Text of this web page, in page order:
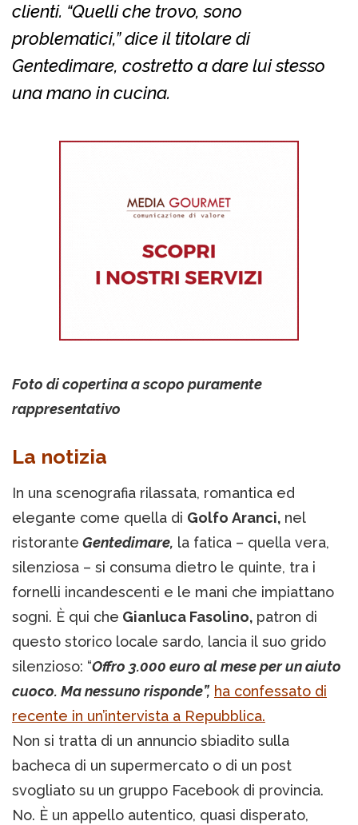
clienti. “Quelli che trovo, sono
problematici,” dice il titolare di
Gentedimare, costretto a dare lui stesso
una mano in cucina.
Foto di copertina a scopo puramente
rappresentativo
La notizia
In una scenografia rilassata, romantica ed
elegante come quella di Golfo Aranci, nel
ristorante Gentedimare, la fatica – quella vera,
silenziosa – si consuma dietro le quinte, tra i
fornelli incandescenti e le mani che impiattano
sogni. È qui che Gianluca Fasolino, patron di
questo storico locale sardo, lancia il suo grido
silenzioso: “Offro 3.000 euro al mese per un aiuto
cuoco. Ma nessuno risponde”, ha confessato di
recente in un’intervista a Repubblica.
Non si tratta di un annuncio sbiadito sulla
bacheca di un supermercato o di un post
svogliato su un gruppo Facebook di provincia.
No. È un appello autentico, quasi disperato,